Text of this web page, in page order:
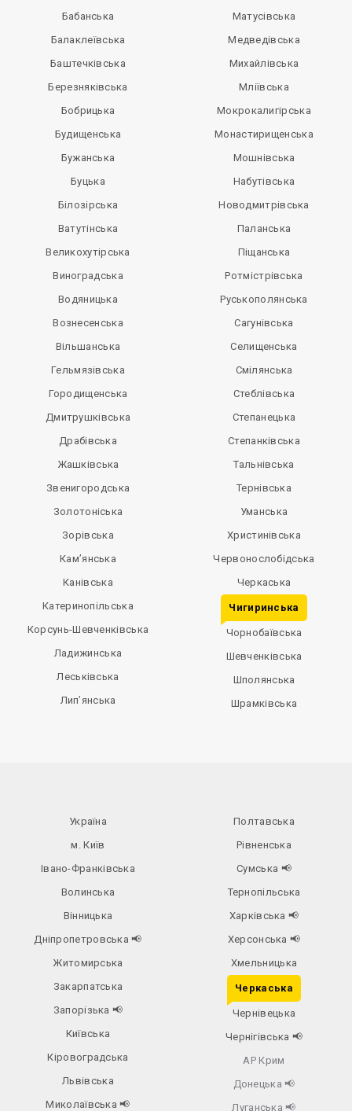
Бабанська
Балаклеївська
Баштечківська
Березняківська
Бобрицька
Будищенська
Бужанська
Буцька
Білозірська
Ватутінська
Великохутірська
Виноградська
Водяницька
Вознесенська
Вільшанська
Гельмязівська
Городищенська
Дмитрушківська
Драбівська
Жашківська
Звенигородська
Золотоніська
Зорівська
Кам’янська
Канівська
Катеринопільська
Корсунь-Шевченківська
Ладижинська
Леськівська
Лип’янська
Матусівська
Медведівська
Михайлівська
Мліївська
Мокрокалигірська
Монастирищенська
Мошнівська
Набутівська
Новодмитрівська
Паланська
Піщанська
Ротмістрівська
Руськополянська
Сагунівська
Селищенська
Смілянська
Стеблівська
Степанецька
Степанківська
Тальнівська
Тернівська
Уманська
Христинівська
Червонослобідська
Черкаська
Чигиринська
Чорнобаївська
Шевченківська
Шполянська
Шрамківська
Україна
м. Київ
Івано-Франківська
Волинська
Вінницька
Дніпропетровська📢
Житомирська
Закарпатська
Запорізька 📢
Київська
Кіровоградська
Львівська
Миколаївська📢
Полтавська
Рівненська
Сумська 📢
Тернопільська
Харківська 📢
Херсонська 📢
Хмельницька
Черкаська
Чернівецька
Чернігівська 📢
АР Крим
Донецька 📢
Луганська 📢